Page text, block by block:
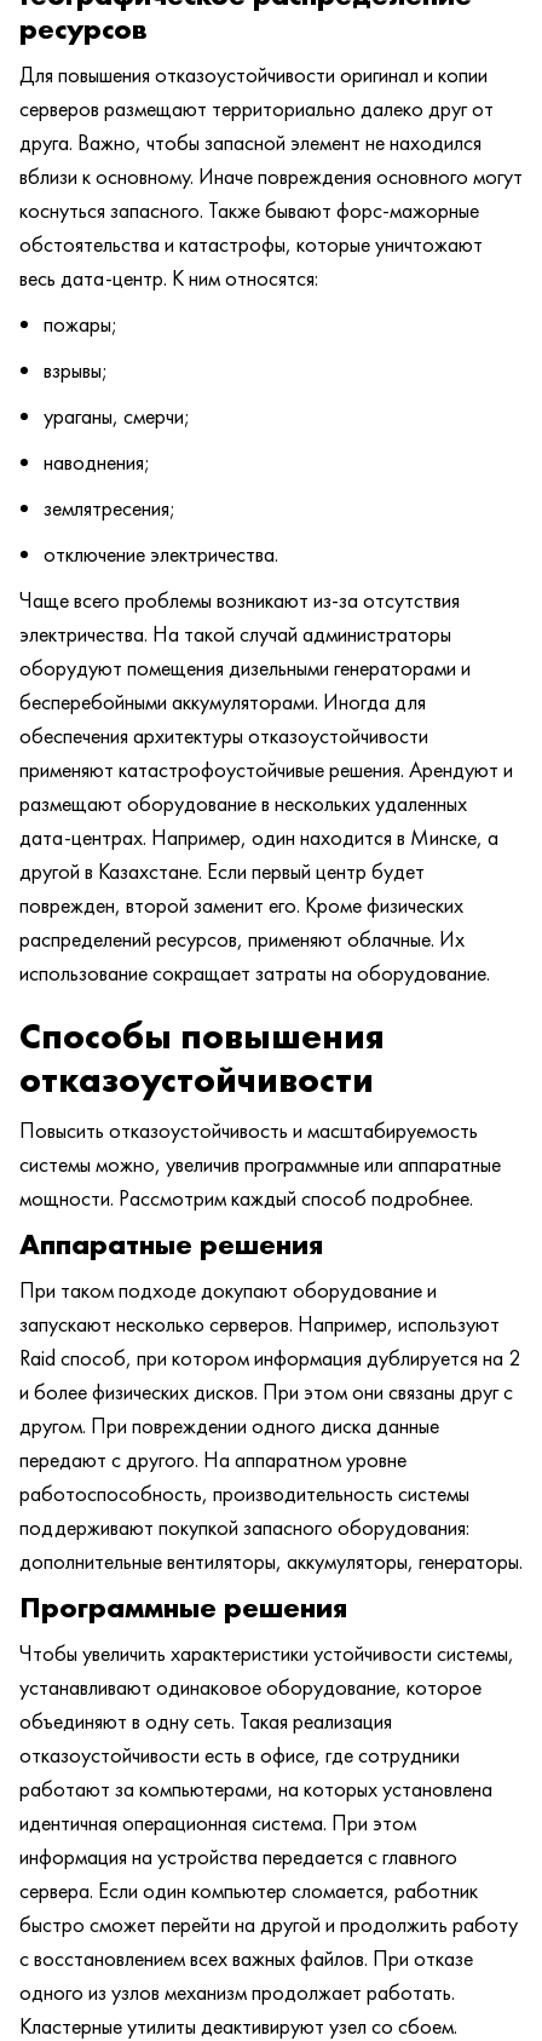
ресурсов
Для повышения отказоустойчивости оригинал и копии
серверов размещают территориально далеко друг от
друга. Важно, чтобы запасной элемент не находился
вблизи к основному. Иначе повреждения основного могут
коснуться запасного. Также бывают форс-мажорные
обстоятельства и катастрофы, которые уничтожают
весь дата-центр. К ним относятся:
пожары;
взрывы;
ураганы, смерчи;
наводнения;
землятресения;
отключение электричества.
Чаще всего проблемы возникают из-за отсутствия
электричества. На такой случай администраторы
оборудуют помещения дизельными генераторами и
бесперебойными аккумуляторами. Иногда для
обеспечения архитектуры отказоустойчивости
применяют катастрофоустойчивые решения. Арендуют и
размещают оборудование в нескольких удаленных
дата-центрах. Например, один находится в Минске, а
другой в Казахстане. Если первый центр будет
поврежден, второй заменит его. Кроме физических
распределений ресурсов, применяют облачные. Их
использование сокращает затраты на оборудование.
Способы повышения
отказоустойчивости
Повысить отказоустойчивость и масштабируемость
системы можно, увеличив программные или аппаратные
мощности. Рассмотрим каждый способ подробнее.
Аппаратные решения
При таком подходе докупают оборудование и
запускают несколько серверов. Например, используют
Raid способ, при котором информация дублируется на 2
и более физических дисков. При этом они связаны друг с
другом. При повреждении одного диска данные
передают с другого. На аппаратном уровне
работоспособность, производительность системы
поддерживают покупкой запасного оборудования:
дополнительные вентиляторы, аккумуляторы, генераторы.
Программные решения
Чтобы увеличить характеристики устойчивости системы,
устанавливают одинаковое оборудование, которое
объединяют в одну сеть. Такая реализация
отказоустойчивости есть в офисе, где сотрудники
работают за компьютерами, на которых установлена
идентичная операционная система. При этом
информация на устройства передается с главного
сервера. Если один компьютер сломается, работник
быстро сможет перейти на другой и продолжить работу
с восстановлением всех важных файлов. При отказе
одного из узлов механизм продолжает работать.
Кластерные утилиты деактивируют узел со сбоем.